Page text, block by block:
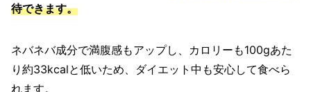
待できます。
ネバネバ成分で満腹感もアップし、カロリーも100gあた
り約33kcalと低いため、ダイエット中も安心して食べら
れます。